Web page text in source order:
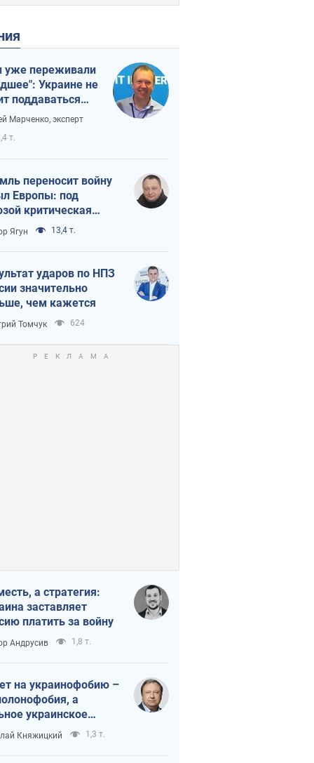
переживали
Украине не
поддаваться
из-за
Марченко, эксперт
т.
переносит войну
Европы: под
критическая
Ягун 13,4 т.
ударов по НПЗ
значительно
чем кажется
Томчук 624
а стратегия:
заставляет
платить за войну
Андрусив 1,8 т.
на украинофобию –
а
украинское
Княжицкий 1,3 т.